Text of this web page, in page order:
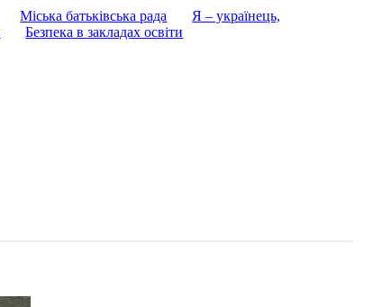
Міська батьківська рада
Я – українець,
Безпека в закладах освіти